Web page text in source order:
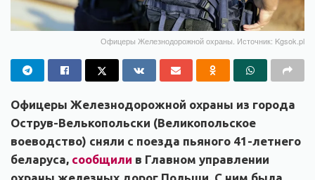
Офицеры Железнодорожной охраны. Источник: Kgsok.pl
Офицеры Железнодорожной охраны из города
Острув-Велькопольски (Великопольское
воеводство) сняли с поезда пьяного 41-летнего
беларуса, сообщили в Главном управлении